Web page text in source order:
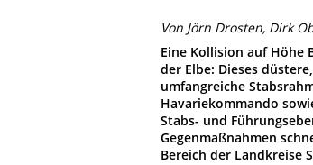
Von Jörn Drosten, Dirk
Eine Kollision auf Höhe
der Elbe: Dieses
umfangreiche
Havariekommando
Stabs- und
Gegenmaßnahmen
Bereich der Landkreise